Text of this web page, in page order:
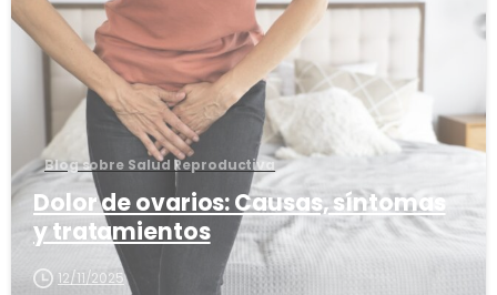
Blog sobre Salud Reproductiva
Dolor de ovarios: Causas, síntomas
y tratamientos
12/11/2025